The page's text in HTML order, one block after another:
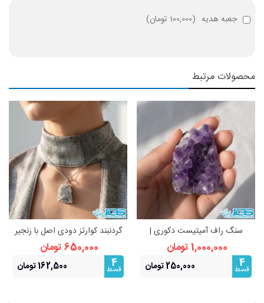
جعبه هدیه (100,000 تومان )
محصولات مرتبط
سنگ راف آمیتیست دکوری |
زیبایی طبیعی و انرژی‌بخش
1,000,000 تومان
4
قسط 250,000 تومان
گردنبند کوارتز دودی اصل با زنجیر
استیل | آرامش و محافظت انرژی
650,000 تومان
4
قسط 162,500 تومان